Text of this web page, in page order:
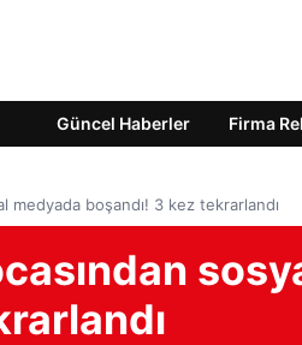
Güncel Haberler Firma
medyada boşandı! 3 kez tekrarlandı